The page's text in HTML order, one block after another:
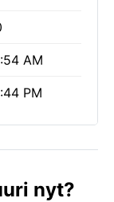
AM
PM
nyt?